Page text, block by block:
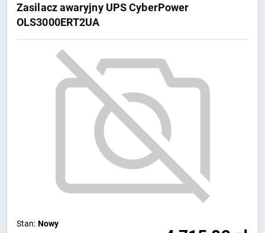
Zasilacz awaryjny UPS CyberPower
OLS3000ERT2UA
Stan: Nowy